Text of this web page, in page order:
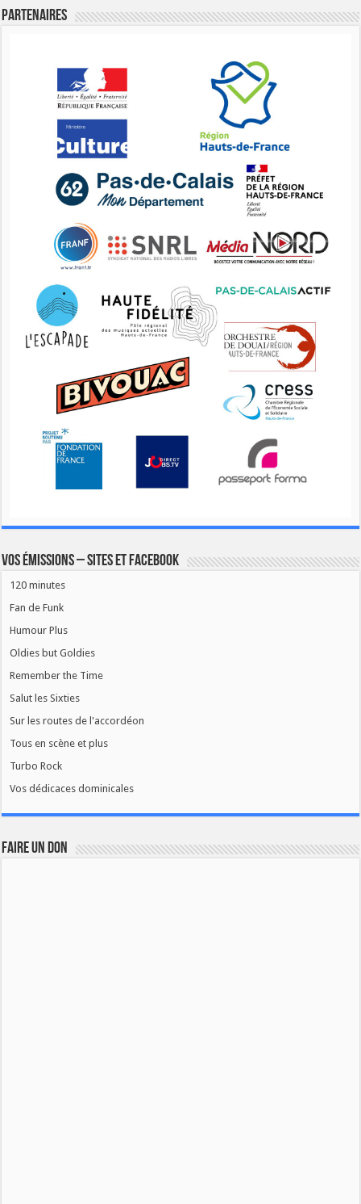
Partenaires
Vos émissions – Sites et Facebook
120 minutes
Fan de Funk
Humour Plus
Oldies but Goldies
Remember the Time
Salut les Sixties
Sur les routes de l'accordéon
Tous en scène et plus
Turbo Rock
Vos dédicaces dominicales
FAIRE UN DON